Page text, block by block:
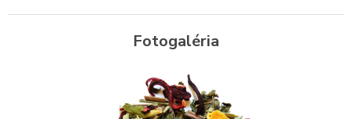
Fotogaléria